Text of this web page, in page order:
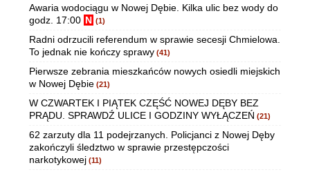
Awaria wodociągu w Nowej Dębie. Kilka ulic bez wody do
godz. 17:00 N (1)
Radni odrzucili referendum w sprawie secesji Chmielowa.
To jednak nie kończy sprawy (41)
Pierwsze zebrania mieszkańców nowych osiedli miejskich
w Nowej Dębie (21)
W CZWARTEK I PIĄTEK CZĘŚĆ NOWEJ DĘBY BEZ
PRĄDU. SPRAWDŹ ULICE I GODZINY WYŁĄCZEŃ (21)
62 zarzuty dla 11 podejrzanych. Policjanci z Nowej Dęby
zakończyli śledztwo w sprawie przestępczości
narkotykowej (11)